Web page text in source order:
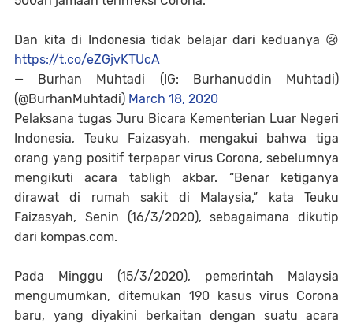
Dan kita di Indonesia tidak belajar dari keduanya 😢
https://t.co/eZGjvKTUcA
— Burhan Muhtadi (IG: Burhanuddin Muhtadi)
(@BurhanMuhtadi) March 18, 2020
Pelaksana tugas Juru Bicara Kementerian Luar Negeri
Indonesia, Teuku Faizasyah, mengakui bahwa tiga
orang yang positif terpapar virus Corona, sebelumnya
mengikuti acara tabligh akbar. “Benar ketiganya
dirawat di rumah sakit di Malaysia,” kata Teuku
Faizasyah, Senin (16/3/2020), sebagaimana dikutip
dari kompas.com.
Pada Minggu (15/3/2020), pemerintah Malaysia
mengumumkan, ditemukan 190 kasus virus Corona
baru, yang diyakini berkaitan dengan suatu acara